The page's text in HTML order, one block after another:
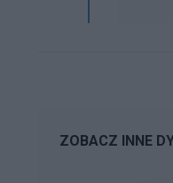
ZOBACZ INNE